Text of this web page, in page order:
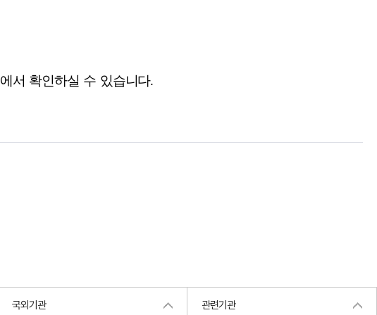
에서 확인하실 수 있습니다.
국외기관 관련기관